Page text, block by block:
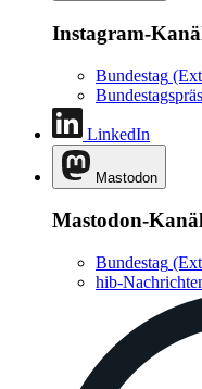
Instagram-
Bundestag
LinkedIn
Mastodon
Mastodon-
Bundestag
hib-